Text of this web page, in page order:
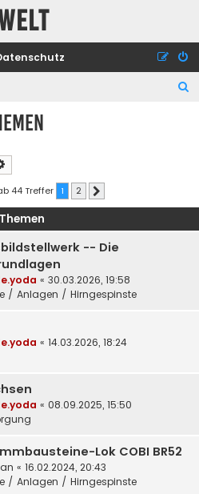
44 Treffer 1 2
Themen
-- Die
« 30.03.2026, 19:58
/ Anlagen / Hirngespinste
« 14.03.2026, 18:24
« 08.09.2025, 15:50
Lok COBI BR52
« 16.02.2024, 20:43
/ Anlagen / Hirngespinste